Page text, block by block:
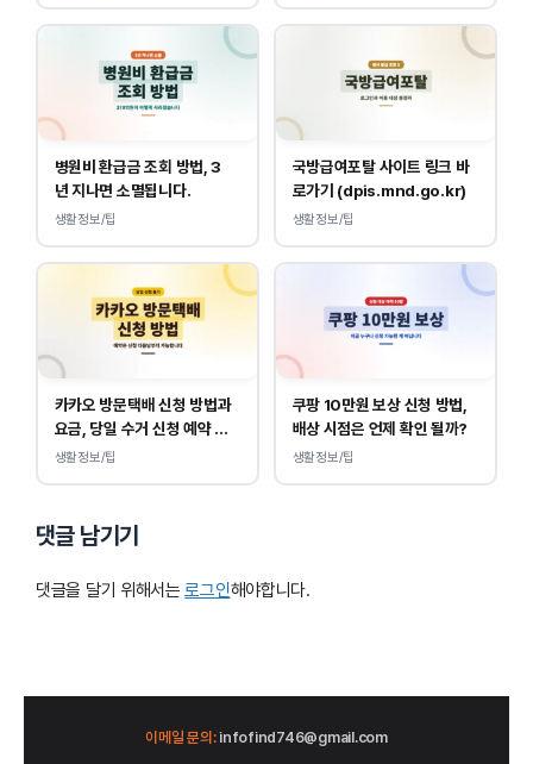
병원비 환급금 조회 방법, 3
년 지나면 소멸됩니다.
생활정보/팁
국방급여포탈 사이트 링크 바
로가기 (dpis.mnd.go.kr)
생활정보/팁
카카오 방문택배 신청 방법과
요금, 당일 수거 신청 예약 안
내
생활정보/팁
쿠팡 10만원 보상 신청 방법,
배상 시점은 언제 확인 될까?
생활정보/팁
댓글 남기기
댓글을 달기 위해서는로그인해야합니다.
이메일 문의:infofind746@gmail.com